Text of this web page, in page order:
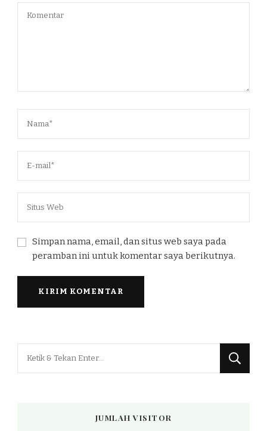
Simpan nama, email, dan situs web saya pada
peramban ini untuk komentar saya berikutnya.
JUMLAH VISITOR